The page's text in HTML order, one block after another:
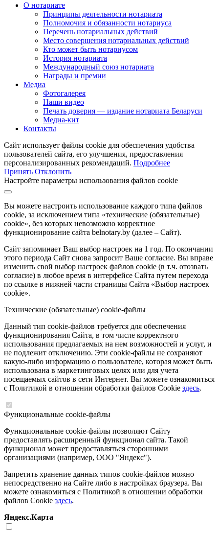
О нотариате
Принципы деятельности нотариата
Полномочия и обязанности нотариуса
Перечень нотариальных действий
Место совершения нотариальных действий
Кто может быть нотариусом
История нотариата
Международный союз нотариата
Награды и премии
Медиа
Фотогалерея
Наши видео
Печать доверия — издание нотариата Беларуси
Медиа-кит
Контакты
Сайт использует файлы cookie для обеспечения удобства
пользователей сайта, его улучшения, предоставления
персонализированных рекомендаций. Подробнее
Принять Отклонить
Настройте параметры использования файлов cookie
Вы можете настроить использование каждого типа файлов
cookie, за исключением типа «технические (обязательные)
cookie», без которых невозможно корректное
функционирование сайта belnotary.by (далее – Сайт).
Сайт запоминает Ваш выбор настроек на 1 год. По окончании
этого периода Сайт снова запросит Ваше согласие. Вы вправе
изменить свой выбор настроек файлов cookie (в т.ч. отозвать
согласие) в любое время в интерфейсе Сайта путем перехода
по ссылке в нижней части страницы Сайта «Выбор настроек
cookie».
Технические (обязательные) cookie-файлы
Данный тип cookie-файлов требуется для обеспечения
функционирования Сайта, в том числе корректного
использования предлагаемых на нем возможностей и услуг, и
не подлежит отключению. Эти cookie-файлы не сохраняют
какую-либо информацию о пользователе, которая может быть
использована в маркетинговых целях или для учета
посещаемых сайтов в сети Интернет. Вы можете ознакомиться
с Политикой в отношении обработки файлов Cookie здесь.
Функциональные cookie-файлы
Функциональные cookie-файлы позволяют Сайту
предоставлять расширенный функционал сайта. Такой
функционал может предоставляться сторонними
организациями (например, ООО "Яндекс").
Запретить хранение данных типов cookie-файлов можно
непосредственно на Сайте либо в настройках браузера. Вы
можете ознакомиться с Политикой в отношении обработки
файлов Cookie здесь.
Яндекс.Карта